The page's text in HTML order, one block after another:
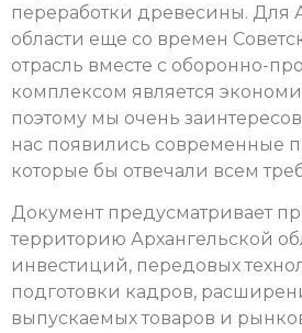
переработки древесины. Для
области еще со времен
отрасль вместе с оборонно-
комплексом является
поэтому мы очень
нас появились современные
которые бы отвечали всем
Документ предусматривает
территорию Архангельской
инвестиций, передовых
подготовки кадров,
выпускаемых товаров и